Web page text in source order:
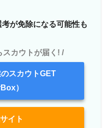
が免除になる可能性も
スカウトが届く! /
スカウトGET
）
イト